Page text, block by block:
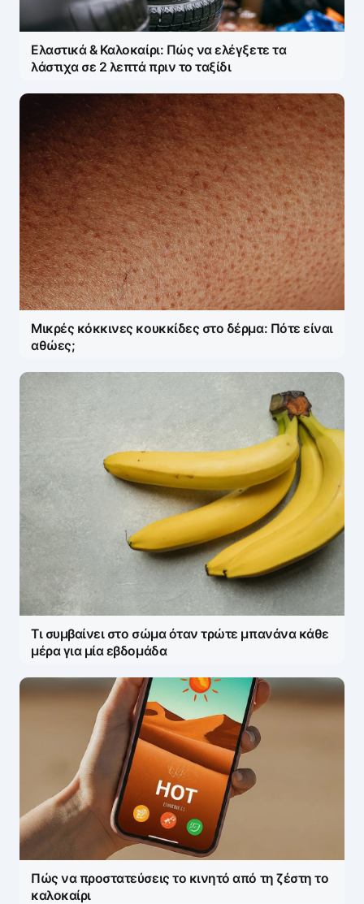
Ελαστικά & Καλοκαίρι: Πώς να ελέγξετε τα
λάστιχα σε 2 λεπτά πριν το ταξίδι
Μικρές κόκκινες κουκκίδες στο δέρμα: Πότε είναι
αθώες;
Τι συμβαίνει στο σώμα όταν τρώτε μπανάνα κάθε
μέρα για μία εβδομάδα
Πώς να προστατεύσεις το κινητό από τη ζέστη το
καλοκαίρι